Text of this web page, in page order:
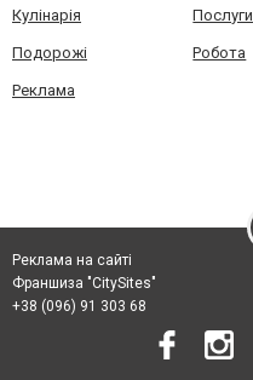
Кулінарія Послуги
Подорожі Робота
Реклама
Реклама на сайті
Франшиза "CitySites"
+38 (096) 91 303 68